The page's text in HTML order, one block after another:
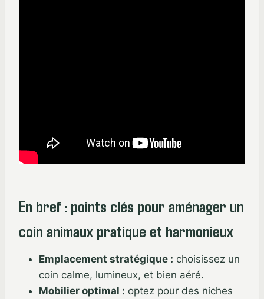
En bref : points clés pour aménager un
coin animaux pratique et harmonieux
Emplacement stratégique : choisissez un
coin calme, lumineux, et bien aéré.
Mobilier optimal : optez pour des niches